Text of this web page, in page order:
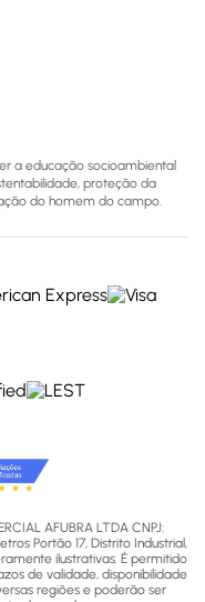
a educação socioambiental
proteção da
do homem do campo.
AFUBRA LTDA CNPJ:
Portão 17, Distrito Industrial,
ilustrativas. É permitido
de validade, disponibilidade
regiões e poderão ser